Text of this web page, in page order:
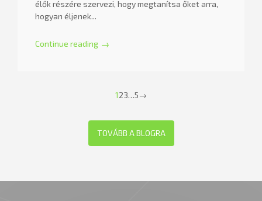
élők részére szervezi, hogy megtanítsa őket arra,
hogyan éljenek...
Continue reading →
123…5→
TOVÁBB A BLOGRA